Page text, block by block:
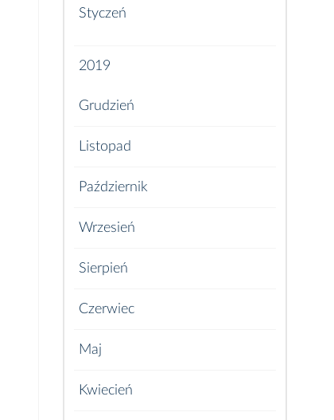
Styczeń
2019
Grudzień
Listopad
Październik
Wrzesień
Sierpień
Czerwiec
Maj
Kwiecień